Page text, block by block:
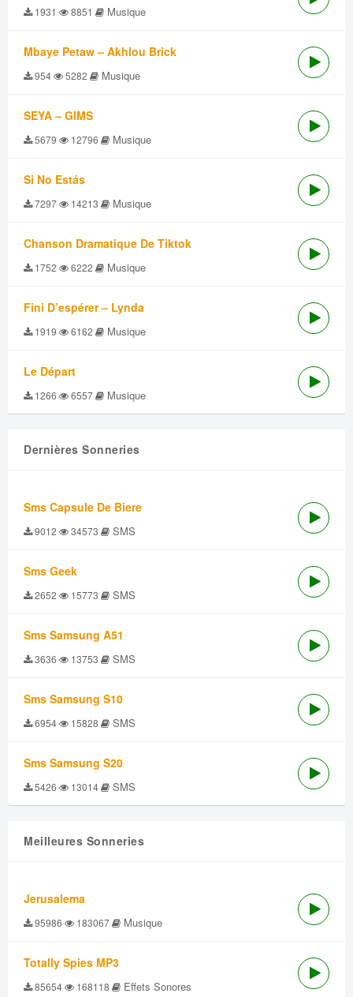
1931 8851 Musique
Mbaye Petaw – Akhlou Brick
954 5282 Musique
SEYA – GIMS
5679 12796 Musique
Si No Estás
7297 14213 Musique
Chanson Dramatique De Tiktok
1752 6222 Musique
Fini D’espérer – Lynda
1919 6162 Musique
Le Départ
1266 6557 Musique
Dernières Sonneries
Sms Capsule De Biere
9012 34573 SMS
Sms Geek
2652 15773 SMS
Sms Samsung A51
3636 13753 SMS
Sms Samsung S10
6954 15828 SMS
Sms Samsung S20
5426 13014 SMS
Meilleures Sonneries
Jerusalema
95986 183067 Musique
Totally Spies MP3
85654 168118 Effets Sonores